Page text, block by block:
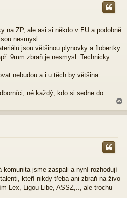
na ZP, ale asi si někdo v EU a podobně
nesmysl.
jsou většinou plynovky a flobertky
9mm zbraň je nesmysl. Technicky
nebudou a i u těch by většina
né každý, kdo si sedne do
a
h
komunita jsme zaspali a nyní rozhodují
kteří nikdy třeba ani zbraň na živo
Lex, Ligou Libe, ASSZ,.., ale trochu